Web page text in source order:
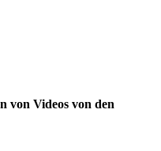
von Videos von den